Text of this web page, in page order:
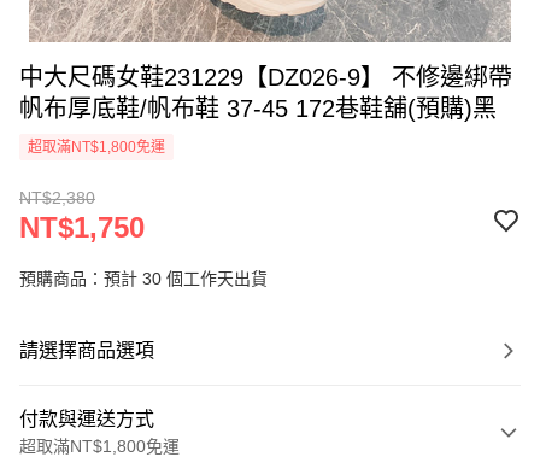
中大尺碼女鞋231229【DZ026-9】 不修邊綁帶
帆布厚底鞋/帆布鞋 37-45 172巷鞋舖(預購)黑
超取滿NT$1,800免運
NT$2,380
NT$1,750
預購商品：預計 30 個工作天出貨
請選擇商品選項
付款與運送方式
超取滿NT$1,800免運